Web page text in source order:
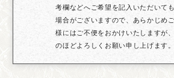
考欄などへご希望を記入いただいて
場合がございますので、あらかじめ
様にはご不便をおかけいたしますが
のほどよろしくお願い申し上げます。